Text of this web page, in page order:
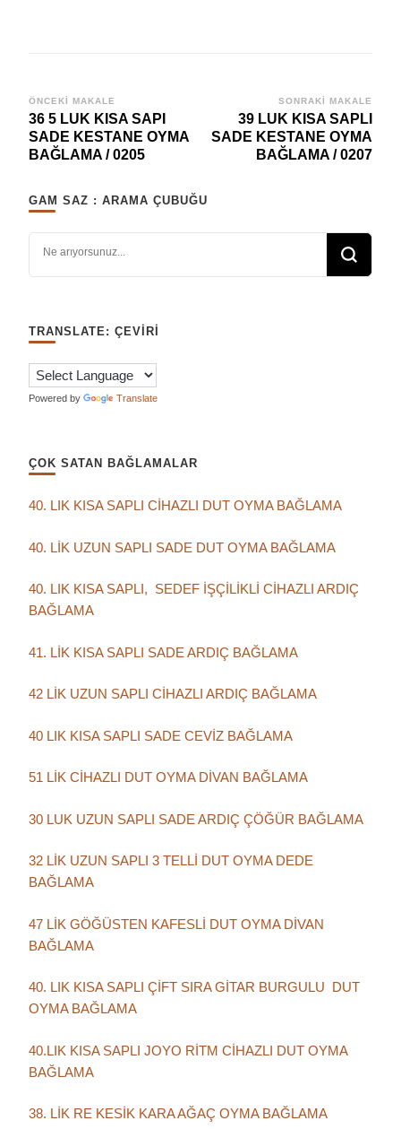
Yazı
dolaşımı
ÖNCEKI MAKALE
36 5 LUK KISA SAPI
SADE KESTANE OYMA
BAĞLAMA / 0205
SONRAKI MAKALE
39 LUK KISA SAPLI
SADE KESTANE OYMA
BAĞLAMA / 0207
GAM SAZ : ARAMA ÇUBUĞU
TRANSLATE: ÇEVIRI
Powered by Translate
ÇOK SATAN BAĞLAMALAR
40. LIK KISA SAPLI CİHAZLI DUT OYMA BAĞLAMA
40. LİK UZUN SAPLI SADE DUT OYMA BAĞLAMA
40. LIK KISA SAPLI, SEDEF İŞÇİLİKLİ CİHAZLI ARDIÇ
BAĞLAMA
41. LİK KISA SAPLI SADE ARDIÇ BAĞLAMA
42 LİK UZUN SAPLI CİHAZLI ARDIÇ BAĞLAMA
40 LIK KISA SAPLI SADE CEVİZ BAĞLAMA
51 LİK CİHAZLI DUT OYMA DİVAN BAĞLAMA
30 LUK UZUN SAPLI SADE ARDIÇ ÇÖĞÜR BAĞLAMA
32 LİK UZUN SAPLI 3 TELLİ DUT OYMA DEDE
BAĞLAMA
47 LİK GÖĞÜSTEN KAFESLİ DUT OYMA DİVAN
BAĞLAMA
40. LIK KISA SAPLI ÇİFT SIRA GİTAR BURGULU DUT
OYMA BAĞLAMA
40.LIK KISA SAPLI JOYO RİTM CİHAZLI DUT OYMA
BAĞLAMA
38. LİK RE KESİK KARA AĞAÇ OYMA BAĞLAMA